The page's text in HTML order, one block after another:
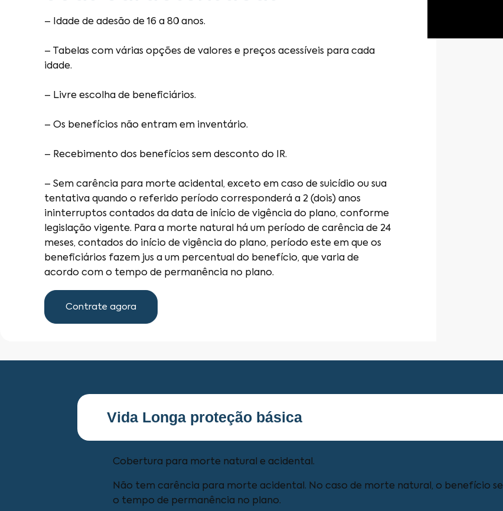
– Idade de adesão de 16 a 80 anos.
– Tabelas com várias opções de valores e preços acessíveis para cada
idade.
– Livre escolha de beneficiários.
– Os benefícios não entram em inventário.
– Recebimento dos benefícios sem desconto do IR.
– Sem carência para morte acidental, exceto em caso de suicídio ou sua
tentativa quando o referido período corresponderá a 2 (dois) anos
ininterruptos contados da data de início de vigência do plano, conforme
legislação vigente. Para a morte natural há um período de carência de 24
meses, contados do início de vigência do plano, período este em que os
beneficiários fazem jus a um percentual do benefício, que varia de
acordo com o tempo de permanência no plano.
Contrate agora
Vida Longa proteção básica
Cobertura para morte natural e acidental.
Não tem carência para morte acidental. No caso de morte natural, o benefício
o tempo de permanência no plano.